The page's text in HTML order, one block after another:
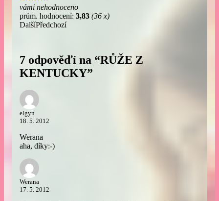
vámi nehodnoceno
prům. hodnocení: 3,83 (36 x)
DalšíPředchozí
7 odpověďí na “RŮŽE Z
KENTUCKY”
elgyn
18. 5. 2012
Werana
aha, díky:-)
Werana
17. 5. 2012